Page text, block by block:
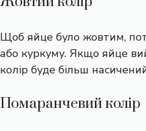
Щоб яйце було жовтим,
або куркуму. Якщо яйце
колір буде більш
Помаранчевий колір